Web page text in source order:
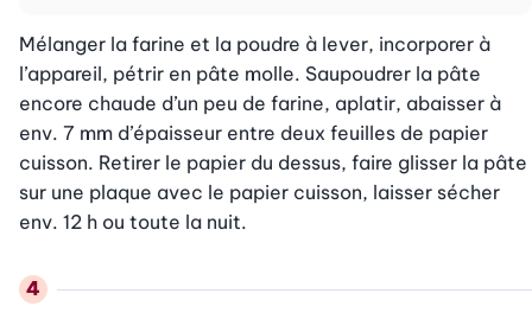
Mélanger la farine et la poudre à lever, incorporer à
l’appareil, pétrir en pâte molle. Saupoudrer la pâte
encore chaude d’un peu de farine, aplatir, abaisser à
env. 7 mm d’épaisseur entre deux feuilles de papier
cuisson. Retirer le papier du dessus, faire glisser la pâte
sur une plaque avec le papier cuisson, laisser sécher
env. 12 h ou toute la nuit.